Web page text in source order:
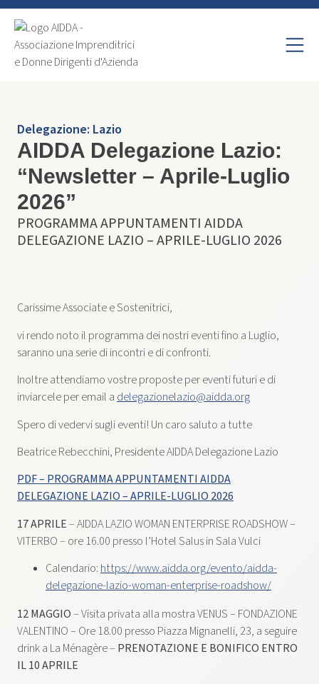
Delegazione: Lazio
AIDDA Delegazione Lazio:
“Newsletter – Aprile-Luglio
2026”
PROGRAMMA APPUNTAMENTI AIDDA
DELEGAZIONE LAZIO – APRILE-LUGLIO 2026
Carissime Associate e Sostenitrici,
vi rendo noto il programma dei nostri eventi fino a Luglio,
saranno una serie di incontri e di confronti.
Inoltre attendiamo vostre proposte per eventi futuri e di
inviarcele per email a delegazionelazio@aidda.org
Spero di vedervi sugli eventi! Un caro saluto a tutte
Beatrice Rebecchini, Presidente AIDDA Delegazione Lazio
PDF – PROGRAMMA APPUNTAMENTI AIDDA
DELEGAZIONE LAZIO – APRILE-LUGLIO 2026
17 APRILE– AIDDA LAZIO WOMAN ENTERPRISE ROADSHOW –
VITERBO – ore 16.00 presso l’Hotel Salus in Sala Vulci
Calendario: https://www.aidda.org/evento/aidda-
delegazione-lazio-woman-enterprise-roadshow/
12 MAGGIO– Visita privata alla mostra VENUS – FONDAZIONE
VALENTINO – Ore 18.00 presso Piazza Mignanelli, 23, a seguire
drink a La Ménagère – PRENOTAZIONE E BONIFICO ENTRO
IL 10 APRILE